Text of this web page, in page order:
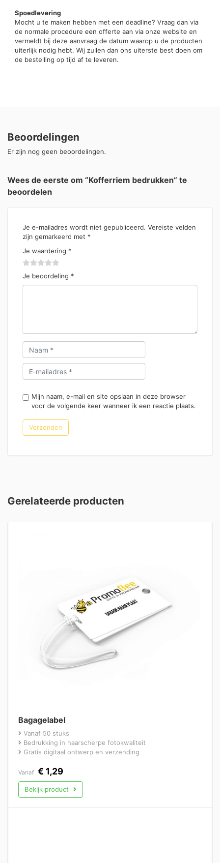
Spoedlevering
Mocht u te maken hebben met een deadline? Vraag dan via
de normale procedure een offerte aan via onze website en
vermeldt bij deze aanvraag de datum waarop u de producten
uiterlijk nodig hebt. Wij zullen dan ons uiterste best doen om
de bestelling op tijd af te leveren.
Beoordelingen
Er zijn nog geen beoordelingen.
Wees de eerste om “Kofferriem bedrukken” te
beoordelen
Je e-mailadres wordt niet gepubliceerd. Vereiste velden
zijn gemarkeerd met *
Je waardering *
Je beoordeling *
Mijn naam, e-mail en site opslaan in deze browser
voor de volgende keer wanneer ik een reactie plaats.
Gerelateerde producten
Bagagelabel
Vanaf 50 stuks
Bedrukking in haarscherpe fotokwaliteit
Gratis digitaal ontwerp en verzending
Vanaf € 1,29
Bekijk product